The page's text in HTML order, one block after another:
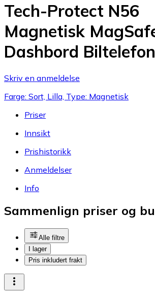
Tech-Protect N56
Magnetisk
Dashbord
Skriv en anmeldelse
Farge: Sort, Lilla, Type: Magnetisk
Priser
Innsikt
Prishistorikk
Anmeldelser
Info
Sammenlign priser og
Alle filtre
I lager
Pris inkludert frakt